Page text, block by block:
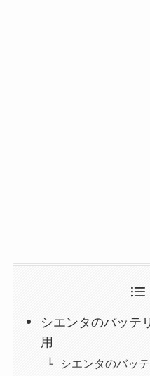
シエンタのバッテ
用
シエンタのバッ